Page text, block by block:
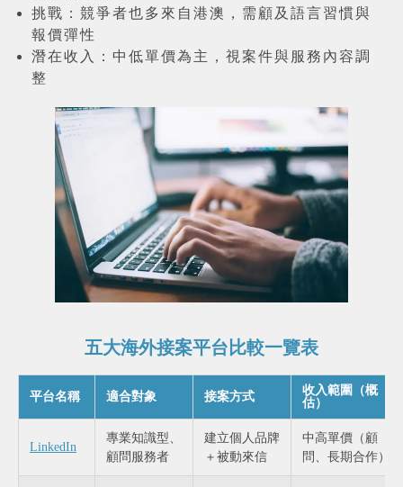
挑戰：競爭者也多來自港澳，需顧及語言習慣與
報價彈性
潛在收入：中低單價為主，視案件與服務內容調
整
五大海外接案平台比較一覽表
平台名稱 適合對象 接案方式
收入範圍（概
估）
LinkedIn
專業知識型、
顧問服務者
建立個人品牌
＋被動來信
中高單價（顧
問、長期合作）